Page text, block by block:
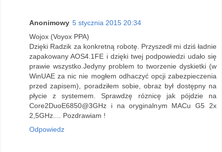
Anonimowy 5 stycznia 2015 20:34
Wojox (Voyox PPA)
Dzięki Radzik za konkretną robotę. Przyszedł mi dziś ładnie
zapakowany AOS4.1FE i dzięki twej podpowiedzi udało się
prawie wszystko.Jedyny problem to tworzenie dyskietki (w
WinUAE za nic nie mogłem odhaczyć opcji zabezpieczenia
przed zapisem), poradziłem sobie, obraz był dostępny na
płycie z systemem. Sprawdzę róznicę jak pójdzie na
Core2DuoE6850@3GHz i na oryginalnym MACu G5 2x
2,5GHz.... Pozdrawiam !
Odpowiedz